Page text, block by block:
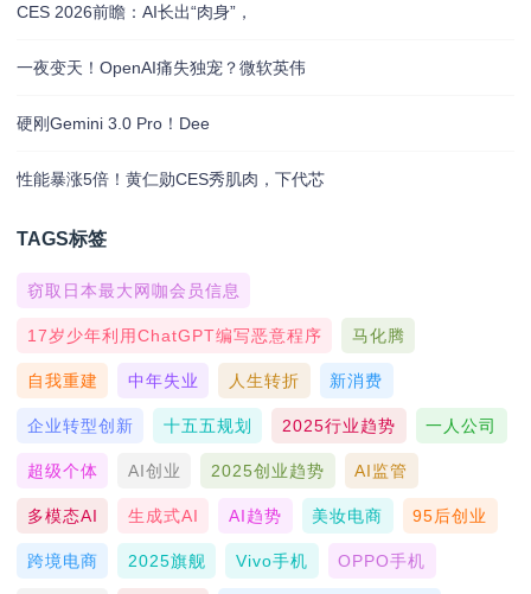
CES 2026前瞻：AI长出“肉身”，
一夜变天！OpenAI痛失独宠？微软英伟
硬刚Gemini 3.0 Pro！Dee
性能暴涨5倍！黄仁勋CES秀肌肉，下代芯
TAGS标签
窃取日本最大网咖会员信息
17岁少年利用ChatGPT编写恶意程序 马化腾
自我重建 中年失业 人生转折 新消费
企业转型创新 十五五规划 2025行业趋势 一人公司
超级个体 AI创业 2025创业趋势 AI监管
多模态AI 生成式AI AI趋势 美妆电商 95后创业
跨境电商 2025旗舰 Vivo手机 OPPO手机